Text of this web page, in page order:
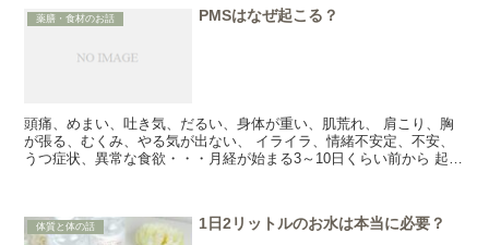
薬膳・食材のお話 PMSはなぜ起こる？
頭痛、めまい、吐き気、だるい、身体が重い、肌荒れ、 肩こり、胸
が張る、むくみ、やる気が出ない、 イライラ、情緒不安定、不安、
うつ症状、異常な食欲・・・月経が始まる3～10日くらい前から 起こ
体質と体の話 1日2リットルのお水は本当に必要？